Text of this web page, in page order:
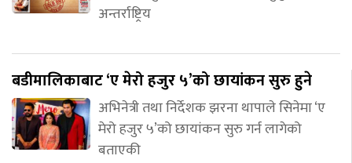
अन्तर्राष्ट्रिय
बडीमालिकाबाट ‘ए मेरो हजुर ५’को छायांकन सुरु हुने
अभिनेत्री तथा निर्देशक झरना थापाले सिनेमा ‘ए
मेरो हजुर ५’को छायांकन सुरु गर्न लागेको
बताएकी